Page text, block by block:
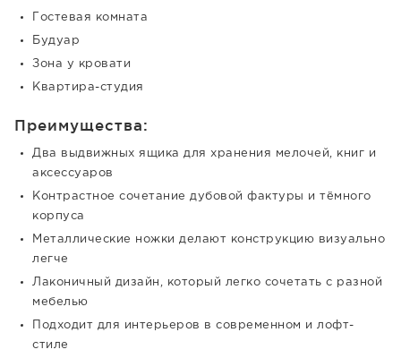
Гостевая комната
Будуар
Зона у кровати
Квартира-студия
Преимущества:
Два выдвижных ящика для хранения мелочей, книг и
аксессуаров
Контрастное сочетание дубовой фактуры и тёмного
корпуса
Металлические ножки делают конструкцию визуально
легче
Лаконичный дизайн, который легко сочетать с разной
мебелью
Подходит для интерьеров в современном и лофт-
стиле